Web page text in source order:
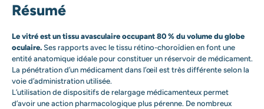
Résumé
Le vitré est un tissu avasculaire occupant 80 % du volume du globe
oculaire. Ses rapports avec le tissu rétino-choroïdien en font une
entité anatomique idéale pour constituer un réservoir de médicament.
La pénétration d’un médicament dans l’œil est très différente selon la
voie d’administration utilisée.
L’utilisation de dispositifs de relargage médicamenteux permet
d’avoir une action pharmacologique plus pérenne. De nombreux